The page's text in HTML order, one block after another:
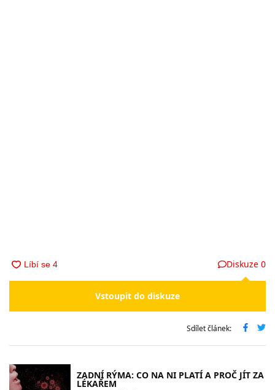
Diskuze 0
Vstoupit do diskuze
Sdílet článek:
ZADNÍ RÝMA: CO NA NI PLATÍ A PROČ JÍT ZA
LÉKAŘEM